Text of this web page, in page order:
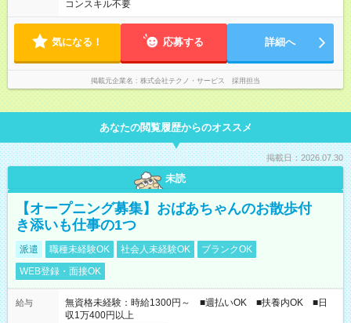
コンスキル不要
気になる！ 応募する 詳細へ
掲載元企業名 株式会社テクノ・サービス 採用担当
あなたの閲覧履歴からのオススメ
掲載日：2026.07.30
未読
【オープニング募集】おばあちゃんのお散歩付
き添いも仕事の1つ
派遣 職種未経験OK 社会人未経験OK
ブランクOK
WEB登録・面接OK
給与
無資格未経験：時給1300円～ ■週払いOK ■扶養内OK ■日
収1万400円以上